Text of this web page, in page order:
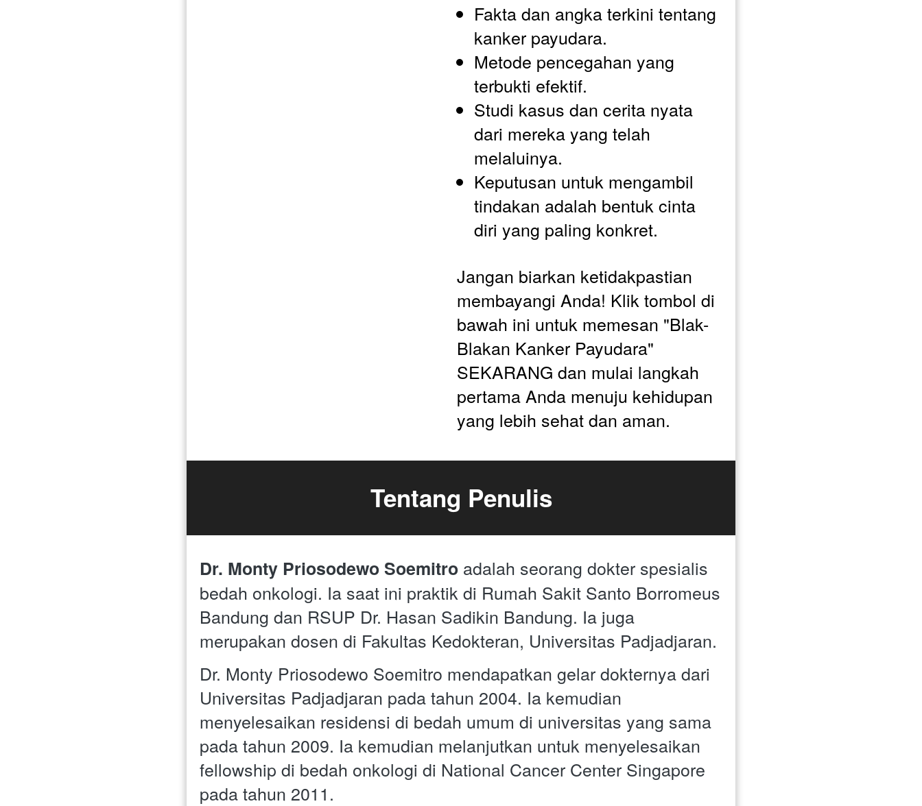
Fakta dan angka terkini tentang
kanker payudara.
Metode pencegahan yang
terbukti efektif.
Studi kasus dan cerita nyata
dari mereka yang telah
melaluinya.
Keputusan untuk mengambil
tindakan adalah bentuk cinta
diri yang paling konkret.
Jangan biarkan ketidakpastian
membayangi Anda! Klik tombol di
bawah ini untuk memesan "Blak-
Blakan Kanker Payudara"
SEKARANG dan mulai langkah
pertama Anda menuju kehidupan
yang lebih sehat dan aman.
Tentang Penulis
Dr. Monty Priosodewo Soemitro adalah seorang dokter spesialis
bedah onkologi. Ia saat ini praktik di Rumah Sakit Santo Borromeus
Bandung dan RSUP Dr. Hasan Sadikin Bandung. Ia juga
merupakan dosen di Fakultas Kedokteran, Universitas Padjadjaran.
Dr. Monty Priosodewo Soemitro mendapatkan gelar dokternya dari
Universitas Padjadjaran pada tahun 2004. Ia kemudian
menyelesaikan residensi di bedah umum di universitas yang sama
pada tahun 2009. Ia kemudian melanjutkan untuk menyelesaikan
fellowship di bedah onkologi di National Cancer Center Singapore
pada tahun 2011.